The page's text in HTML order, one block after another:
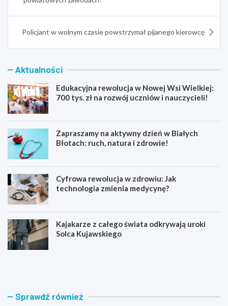
Policjant w wolnym czasie powstrzymał pijanego kierowcę
Aktualności
Edukacyjna rewolucja w Nowej Wsi Wielkiej:
700 tys. zł na rozwój uczniów i nauczycieli!
Zapraszamy na aktywny dzień w Białych
Błotach: ruch, natura i zdrowie!
Cyfrowa rewolucja w zdrowiu: Jak
technologia zmienia medycynę?
Kajakarze z całego świata odkrywają uroki
Solca Kujawskiego
E
c
Z
s Sprawdź również